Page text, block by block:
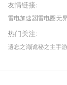
友情链接:
雷电加速器雷电圈无
我爱vr网华军软件园
热门关注:
遗忘之海诡秘之主手游